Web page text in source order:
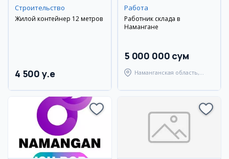
Строительство
Жилой контейнер 12 метров
4 500 y.e
Работа
Работник склада в
Намангане
5 000 000 сум
Наманганская область,